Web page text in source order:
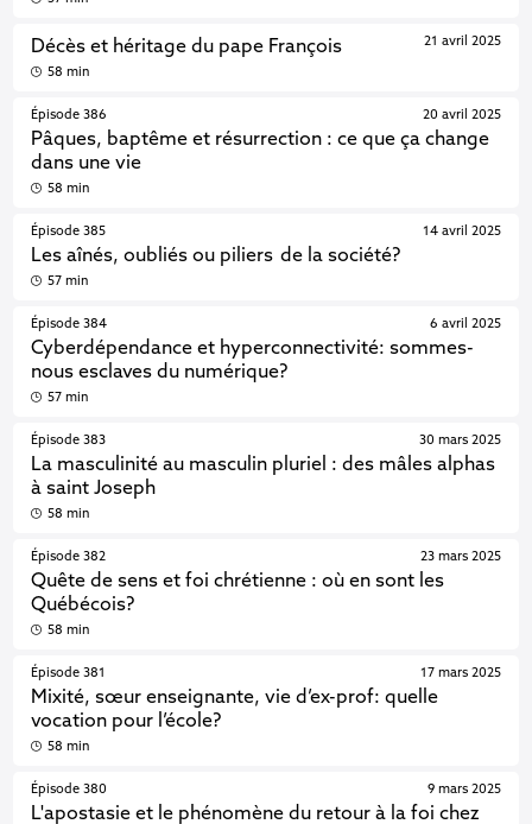
Décès et héritage du pape François 21 avril 2025
58 min
Épisode 386
Pâques, baptême et résurrection : ce que ça change
dans une vie
20 avril 2025
58 min
Épisode 385
Les aînés, oubliés ou piliers de la société?
14 avril 2025
57 min
Épisode 384
Cyberdépendance et hyperconnectivité: sommes-
nous esclaves du numérique?
6 avril 2025
57 min
Épisode 383
La masculinité au masculin pluriel : des mâles alphas
à saint Joseph
30 mars 2025
58 min
Épisode 382
Quête de sens et foi chrétienne : où en sont les
Québécois?
23 mars 2025
58 min
Épisode 381
Mixité, sœur enseignante, vie d’ex-prof: quelle
vocation pour l’école?
17 mars 2025
58 min
Épisode 380
L'apostasie et le phénomène du retour à la foi chez
9 mars 2025